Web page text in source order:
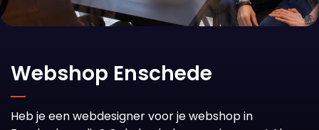
Webshop Enschede
Heb je een webdesigner voor je webshop in